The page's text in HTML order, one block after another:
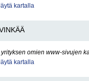
kartalla
omien www-sivujen
kartalla